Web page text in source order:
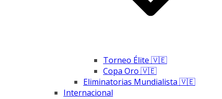
Torneo Élite 🇻🇪
Copa Oro 🇻🇪
Eliminatorias Mundialista 🇻🇪
Internacional